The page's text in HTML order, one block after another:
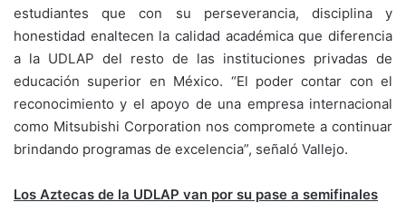
estudiantes que con su perseverancia, disciplina y
honestidad enaltecen la calidad académica que diferencia
a la UDLAP del resto de las instituciones privadas de
educación superior en México. “El poder contar con el
reconocimiento y el apoyo de una empresa internacional
como Mitsubishi Corporation nos compromete a continuar
brindando programas de excelencia”, señaló Vallejo.
Los Aztecas de la UDLAP van por su pase a semifinales